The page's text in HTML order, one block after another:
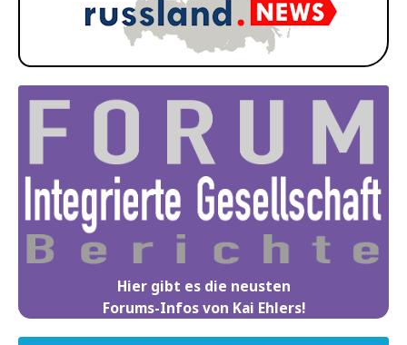
Hier gibt es die neusten
Forums-Infos von Kai Ehlers!